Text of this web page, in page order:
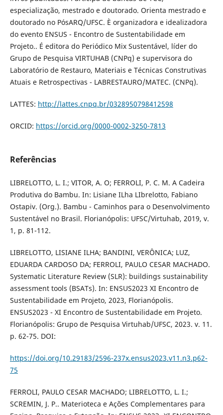
especialização, mestrado e doutorado. Orienta mestrado e
doutorado no PósARQ/UFSC. È organizadora e idealizadora
do evento ENSUS - Encontro de Sustentabilidade em
Projeto.. É editora do Periódico Mix Sustentável, líder do
Grupo de Pesquisa VIRTUHAB (CNPq) e supervisora do
Laboratório de Restauro, Materiais e Técnicas Construtivas
Atuais e Retrospectivas - LABRESTAURO/MATEC. (CNPq).
LATTES: http://lattes.cnpq.br/0328950798412598
ORCID: https://orcid.org/0000-0002-3250-7813
Referências
LIBRELOTTO, L. I.; VITOR, A. O; FERROLI, P. C. M. A Cadeira
Produtiva do Bambu. In: Lisiane ILha LIbrelotto, Fabiano
Ostapiv. (Org.). Bambu - Caminhos para o Desenvolvimento
Sustentável no Brasil. Florianópolis: UFSC/Virtuhab, 2019, v.
1, p. 81-112.
LIBRELOTTO, LISIANE ILHA; BANDINI, VERÔNICA; LUZ,
EDUARDA CARDOSO DA; FERROLI, PAULO CESAR MACHADO.
Systematic Literature Review (SLR): buildings sustainability
assessment tools (BSATs). In: ENSUS2023 XI Encontro de
Sustentabilidade em Projeto, 2023, Florianópolis.
ENSUS2023 - XI Encontro de Sustentabilidade em Projeto.
Florianópolis: Grupo de Pesquisa Virtuhab/UFSC, 2023. v. 11.
p. 62-75. DOI:
https://doi.org/10.29183/2596-237x.ensus2023.v11.n3.p62-
75
FERROLI, PAULO CESAR MACHADO; LIBRELOTTO, L. I.;
SCREMIN, J. P.. Materioteca e Ações Complementares para